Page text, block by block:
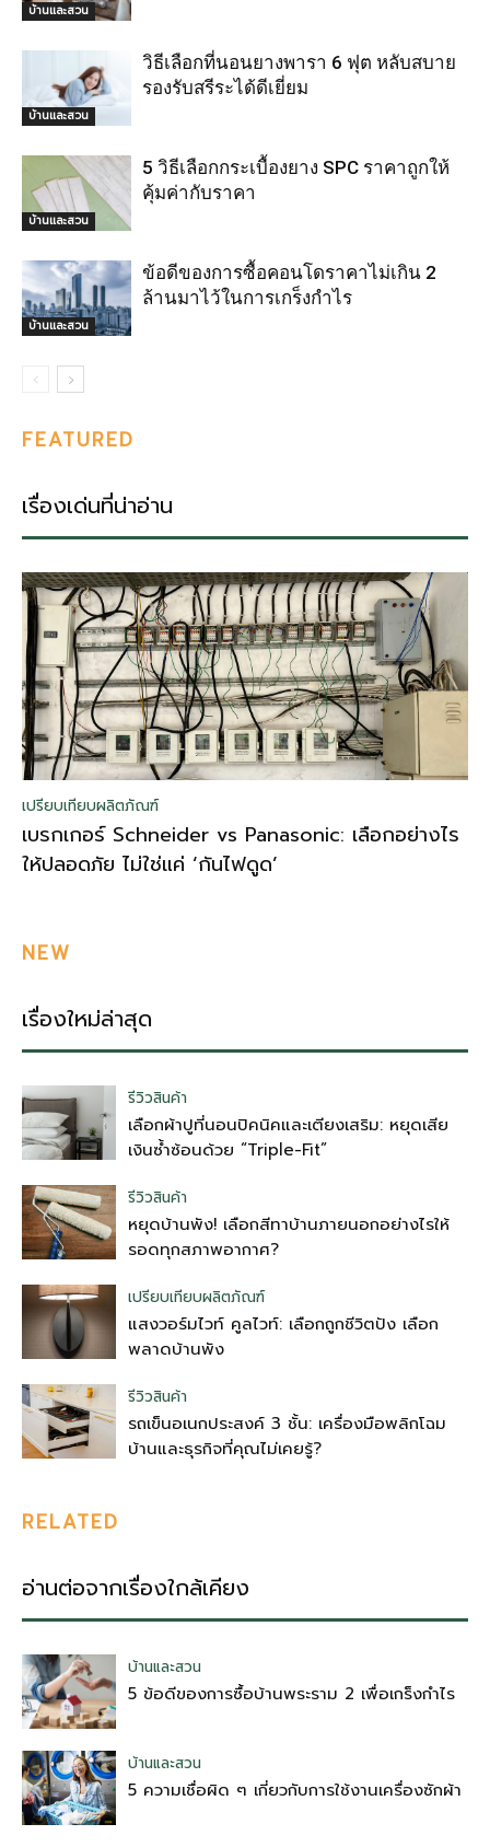
บ้านและสวน
บ้านและสวน
วิธีเลือกที่นอนยางพารา 6 ฟุต หลับสบาย
รองรับสรีระได้ดีเยี่ยม
บ้านและสวน
5 วิธีเลือกกระเบื้องยาง SPC ราคาถูกให้
คุ้มค่ากับราคา
บ้านและสวน
ข้อดีของการซื้อคอนโดราคาไม่เกิน 2
ล้านมาไว้ในการเกร็งกำไร
FEATURED
เรื่องเด่นที่น่าอ่าน
เปรียบเทียบผลิตภัณฑ์
เบรกเกอร์ Schneider vs Panasonic: เลือกอย่างไร
ให้ปลอดภัย ไม่ใช่แค่ ‘กันไฟดูด’
NEW
เรื่องใหม่ล่าสุด
รีวิวสินค้า
เลือกผ้าปูที่นอนปิคนิคและเตียงเสริม: หยุดเสีย
เงินซ้ำซ้อนด้วย “Triple-Fit”
รีวิวสินค้า
หยุดบ้านพัง! เลือกสีทาบ้านภายนอกอย่างไรให้
รอดทุกสภาพอากาศ?
เปรียบเทียบผลิตภัณฑ์
แสงวอร์มไวท์ คูลไวท์: เลือกถูกชีวิตปัง เลือก
พลาดบ้านพัง
รีวิวสินค้า
รถเข็นอเนกประสงค์ 3 ชั้น: เครื่องมือพลิกโฉม
บ้านและธุรกิจที่คุณไม่เคยรู้?
RELATED
อ่านต่อจากเรื่องใกล้เคียง
บ้านและสวน
5 ข้อดีของการซื้อบ้านพระราม 2 เพื่อเกร็งกำไร
บ้านและสวน
5 ความเชื่อผิด ๆ เกี่ยวกับการใช้งานเครื่องซักผ้า